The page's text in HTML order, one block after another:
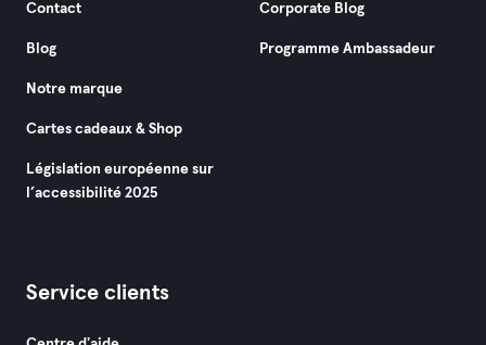
Contact
Blog
Notre marque
Cartes cadeaux & Shop
Législation européenne sur
l’accessibilité 2025
Corporate Blog
Programme Ambassadeur
Service clients